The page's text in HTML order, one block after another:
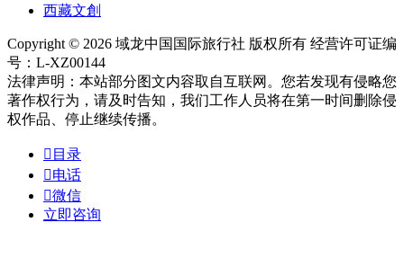
西藏文創
Copyright © 2026 域龙中国国际旅行社 版权所有 经营许可证编
号：L-XZ00144
法律声明：本站部分图文内容取自互联网。您若发现有侵略您
著作权行为，请及时告知，我们工作人员将在第一时间删除侵
权作品、停止继续传播。
 目录
电话
微信
立即咨询